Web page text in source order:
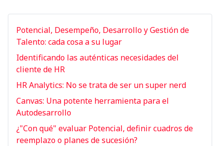
Potencial, Desempeño, Desarrollo y Gestión de
Talento: cada cosa a su lugar
Identificando las auténticas necesidades del
cliente de HR
HR Analytics: No se trata de ser un super nerd
Canvas: Una potente herramienta para el
Autodesarrollo
¿"Con qué" evaluar Potencial, definir cuadros de
reemplazo o planes de sucesión?